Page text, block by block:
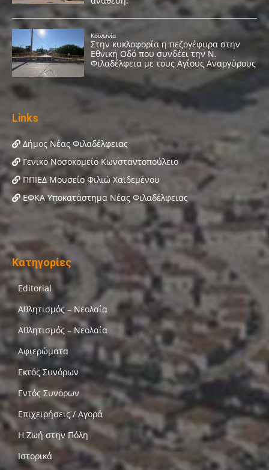
Links
Δήμος Νέας Φιλαδέλφειας
Γενικό Νοσοκομείο Κωνσταντοπούλειο
ΠΠΙΕΔ Μουσείο Φιλιώ Χαϊδεμένου
ΕΦΚΑ Υποκατάστημα Νέας Φιλαδέλφειας
Κατηγορίες
Editorial
Αθλητισμός – Νεολαία
Αθλητισμός – Νεολαία
Αφιερώματα
Εκτός Συνόρων
Εντός Συνόρων
Επιχειρήσεις / Αγορά
Η Ζωή στην Πόλη
Ιστορικά